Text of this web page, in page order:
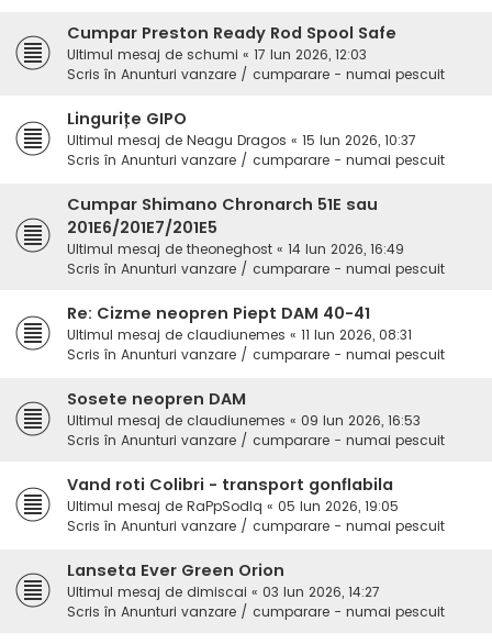
Cumpar Preston Ready Rod Spool Safe
Ultimul mesaj de schumi « 17 Iun 2026, 12:03
Scris în Anunturi vanzare / cumparare - numai pescuit
Lingurițe GIPO
Ultimul mesaj de Neagu Dragos « 15 Iun 2026, 10:37
Scris în Anunturi vanzare / cumparare - numai pescuit
Cumpar Shimano Chronarch 51E sau
201E6/201E7/201E5
Ultimul mesaj de theoneghost « 14 Iun 2026, 16:49
Scris în Anunturi vanzare / cumparare - numai pescuit
Re: Cizme neopren Piept DAM 40-41
Ultimul mesaj de claudiunemes « 11 Iun 2026, 08:31
Scris în Anunturi vanzare / cumparare - numai pescuit
Sosete neopren DAM
Ultimul mesaj de claudiunemes « 09 Iun 2026, 16:53
Scris în Anunturi vanzare / cumparare - numai pescuit
Vand roti Colibri - transport gonflabila
Ultimul mesaj de RaPpSodIq « 05 Iun 2026, 19:05
Scris în Anunturi vanzare / cumparare - numai pescuit
Lanseta Ever Green Orion
Ultimul mesaj de dimiscai « 03 Iun 2026, 14:27
Scris în Anunturi vanzare / cumparare - numai pescuit